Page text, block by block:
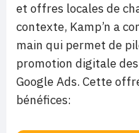
et offres locales de
contexte, Kamp’n a
main qui permet de
promotion digitale
Google Ads. Cette
bénéfices: